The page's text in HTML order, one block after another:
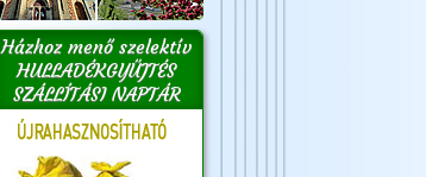
Házhoz menő szelektív
HULLADÉKGYŰJTÉS
SZÁLLÍTÁSI NAPTÁR